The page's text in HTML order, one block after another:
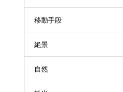
移動手段
絶景
自然